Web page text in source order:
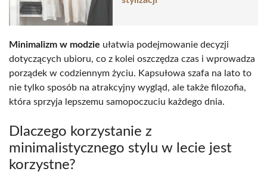
Minimalizm w modzie ułatwia podejmowanie decyzji
dotyczących ubioru, co z kolei oszczędza czas i wprowadza
porządek w codziennym życiu. Kapsułowa szafa na lato to
nie tylko sposób na atrakcyjny wygląd, ale także filozofia,
która sprzyja lepszemu samopoczuciu każdego dnia.
Dlaczego korzystanie z
minimalistycznego stylu w lecie jest
korzystne?